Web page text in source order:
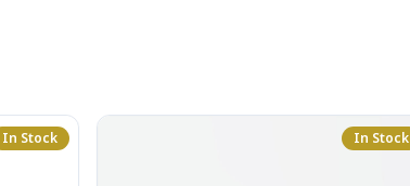
In Stock In Stock